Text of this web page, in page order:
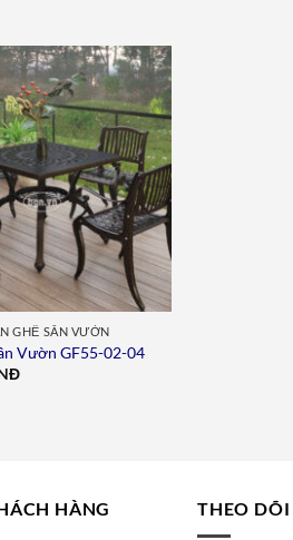
Add to
wishlist
GHẾ SÂN VƯỜN
Vườn GF55-02-04
HÀNG THEO DÕI